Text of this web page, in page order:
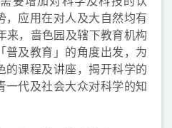
，应用在对人及大自然均有
来，啬色园及辖下教育机构
普及教育」的角度出发，为
的课程及讲座，揭开科学的
一代及社会大众对科学的知